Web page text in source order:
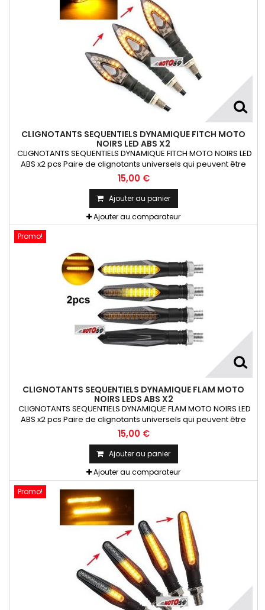
CLIGNOTANTS SEQUENTIELS DYNAMIQUE FITCH MOTO
NOIRS LED ABS X2
CLIGNOTANTS SEQUENTIELS DYNAMIQUE FITCH MOTO NOIRS LED
ABS x2 pcs Paire de clignotants universels qui peuvent être
adaptables sur toutes motos ou scooters
15,00 €
Ajouter au panier
Ajouter au comparateur
Promo!
CLIGNOTANTS SEQUENTIELS DYNAMIQUE FLAM MOTO
NOIRS LEDS ABS X2
CLIGNOTANTS SEQUENTIELS DYNAMIQUE FLAM MOTO NOIRS LED
ABS x2 pcs Paire de clignotants universels qui peuvent être
adaptables sur toutes motos ou scooters
15,00 €
Ajouter au panier
Ajouter au comparateur
Promo!